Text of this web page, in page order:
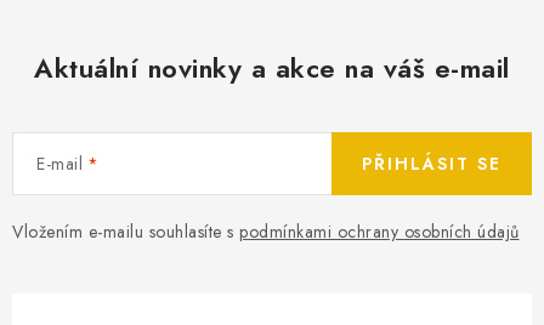
Aktuální novinky a akce na váš e-mail
E-mail
Vložením e-mailu souhlasíte s podmínkami ochrany osobních údajů
PŘIHLÁSIT SE